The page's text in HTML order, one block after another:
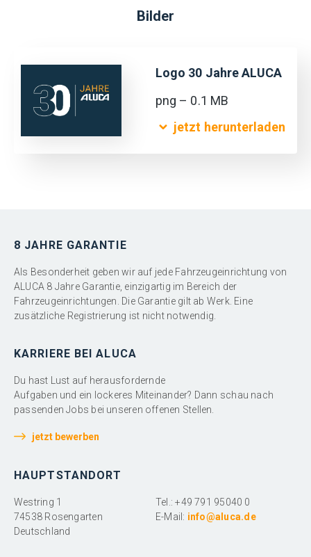
Bilder
Logo 30 Jahre ALUCA
png – 0.1 MB
jetzt herunterladen
8 JAHRE GARANTIE
Als Besonderheit geben wir auf jede Fahrzeugeinrichtung von
ALUCA 8 Jahre Garantie, einzigartig im Bereich der
Fahrzeugeinrichtungen. Die Garantie gilt ab Werk. Eine
zusätzliche Registrierung ist nicht notwendig.
KARRIERE BEI ALUCA
Du hast Lust auf herausfordernde
Aufgaben und ein lockeres Miteinander? Dann schau nach
passenden Jobs bei unseren offenen Stellen.
jetzt bewerben
HAUPTSTANDORT
Westring 1
74538 Rosengarten
Deutschland
Tel.: +49 791 95040 0
E-Mail: info@aluca.de